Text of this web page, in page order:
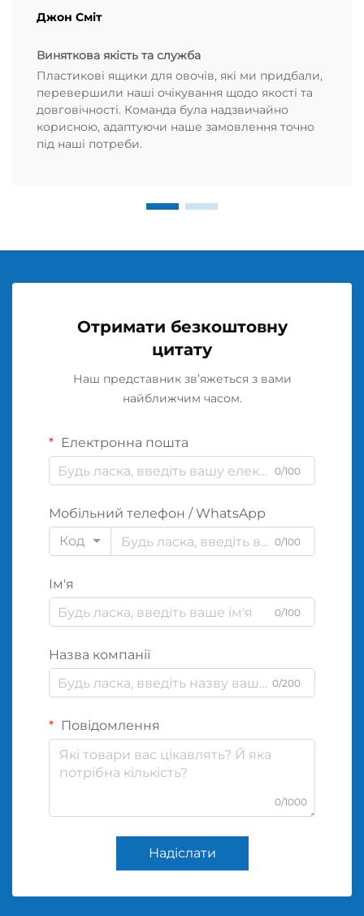
Джон Сміт
Виняткова якість та служба
Пластикові ящики для овочів, які ми придбали,
перевершили наші очікування щодо якості та
довговічності. Команда була надзвичайно
корисною, адаптуючи наше замовлення точно
під наші потреби.
Отримати безкоштовну
цитату
Наш представник зв’яжеться з вами
найближчим часом.
Електронна пошта
0/100
Мобільний телефон / WhatsApp
Код
0/100
Ім'я
0/100
Назва компанії
0/200
Повідомлення
0/1000
Надіслати